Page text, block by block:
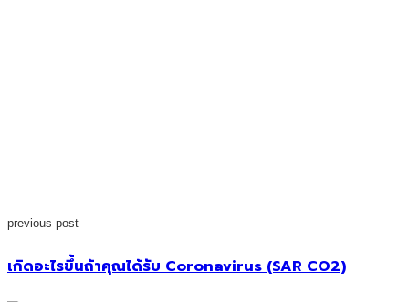
previous post
เกิดอะไรขึ้นถ้าคุณได้รับ Coronavirus (SAR CO2)